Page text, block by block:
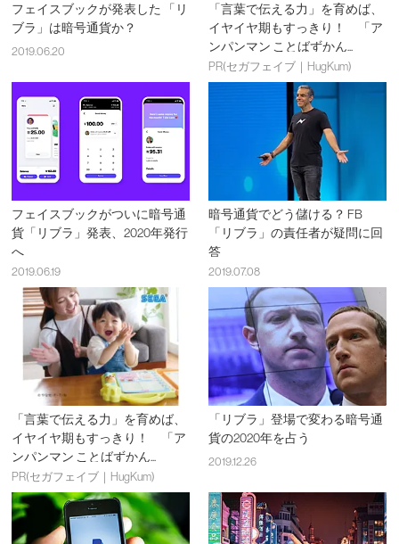
フェイスブックが発表した 「リ
ブラ」は暗号通貨か？
2019.06.20
「言葉で伝える力」を育めば、
イヤイヤ期もすっきり！ 「ア
ンパンマン ことばずかん...
PR(セガフェイブ｜HugKum)
フェイスブックがついに暗号通
貨「リブラ」発表、2020年発行
へ
2019.06.19
暗号通貨でどう儲ける？ FB
「リブラ」の責任者が疑問に回
答
2019.07.08
「言葉で伝える力」を育めば、
イヤイヤ期もすっきり！ 「ア
ンパンマン ことばずかん...
PR(セガフェイブ｜HugKum)
「リブラ」登場で変わる暗号通
貨の2020年を占う
2019.12.26